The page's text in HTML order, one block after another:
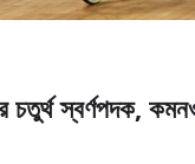
চতুর্থ স্বর্ণপদক,